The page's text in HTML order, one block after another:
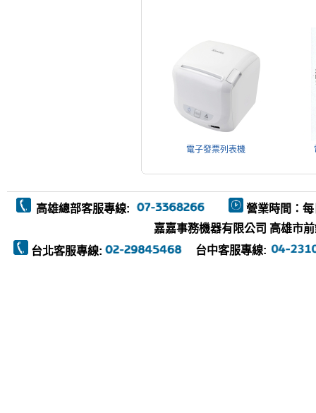
電子發票列表機
高雄總部客服專線:
營業時間：每
嘉嘉事務機器有限公司 高雄市
台北客服專線:
台中客服專線: